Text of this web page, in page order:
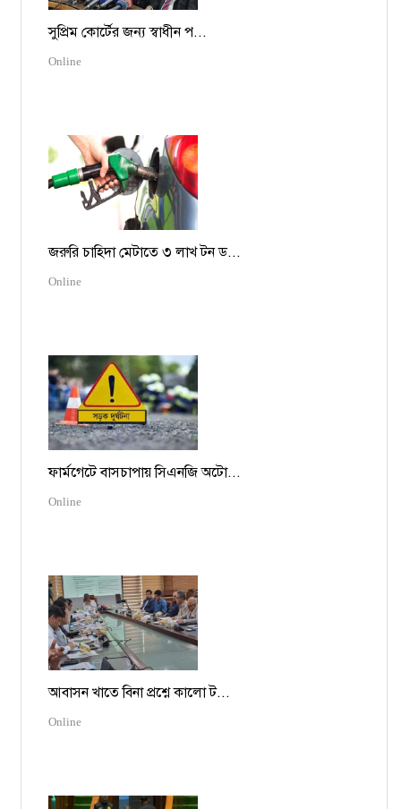
সুপ্রিম কোর্টের জন্য স্বাধীন প...
Online
জরুরি চাহিদা মেটাতে ৩ লাখ টন ড...
Online
ফার্মগেটে বাসচাপায় সিএনজি অটো...
Online
আবাসন খাতে বিনা প্রশ্নে কালো ট...
Online